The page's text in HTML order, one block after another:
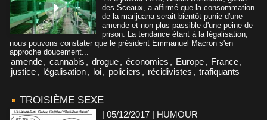
des Sceaux, a affirmé que la consommation
de la marijuana serait bientôt punie d'une
amende et non plus passible d'une peine de
prison. La tendance étant à la légalisation,
nous pouvons constater que le président Emmanuel Macron s'en
approche doucement...
amende, cannabis , drogue, économies , Europe, France,
justice, légalisation, loi, policiers , récidivistes , trafiquants
TROISIÈME SEXE
| 05/12/2017 | HUMOUR